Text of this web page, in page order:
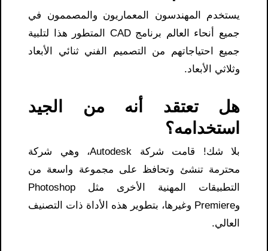
يستخدم المهندسون المعماريون والمصممون في
جميع أنحاء العالم برنامج CAD المتطور هذا لتلبية
جميع احتياجاتهم من التصميم الفني ثنائي الأبعاد
وثلاثي الأبعاد.
هل تعتقد أنه من الجيد
استخدامه؟
بلا شك! قامت شركة Autodesk، وهي شركة
محترمة تنشئ وتحافظ على مجموعة واسعة من
التطبيقات المهنية الأخرى مثل Photoshop
وPremiere وغيرها، بتطوير هذه الأداة ذات التصنيف
العالي.